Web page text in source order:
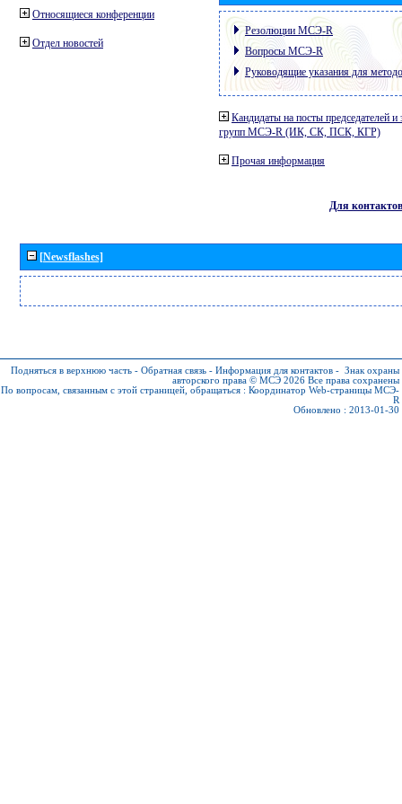
Относящиеся конференции
Отдел новостей
Резолюции МСЭ-R
Вопросы МСЭ-R
Руководящие указания для
Кандидаты на посты председателей и
групп МСЭ-R (ИК, СК, ПСК, КГР)
Прочая информация
Для контактов
[Newsflashes]
Подняться в верхнюю часть - Обратная связь - Информация для контактов - Знак охраны
авторского права © МСЭ 2026 Все права сохранены
По вопросам, связанным с этой страницей, обращаться : Координатор Web-страницы МСЭ-
R
Обновлено : 2013-01-30